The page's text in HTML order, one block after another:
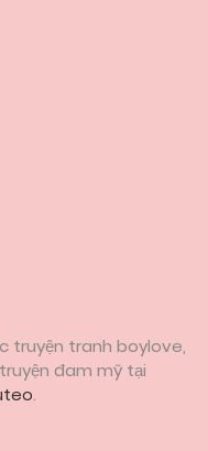
truyện tranh boylove,
đam mỹ tại
.